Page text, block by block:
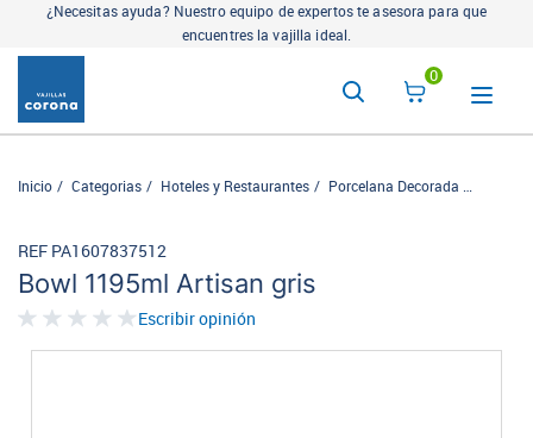
¿Necesitas ayuda? Nuestro equipo de expertos te asesora para que
encuentres la vajilla ideal.
0
Inicio Categorias Hoteles y Restaurantes Porcelana Decorada
Bowl 1195ml Artisan gris
REF PA1607837512
Escribir opinión